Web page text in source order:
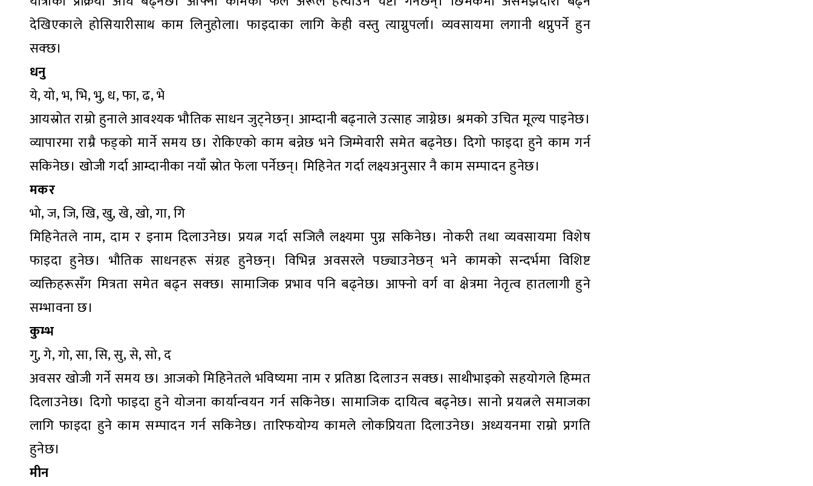
देखिएकाले होसियारीसाथ काम लिनुहोला। फाइदाका लागि केही वस्तु त्याग्नुपर्ला। व्यवसायमा लगानी थप्नुपर्ने हुन
सक्छ।
धनु
ये, यो, भ, भि, भु, ध, फा, ढ, भे
आयस्रोत राम्रो हुनाले आवश्यक भौतिक साधन जुट्नेछन्। आम्दानी बढ्नाले उत्साह जाग्नेछ। श्रमको उचित मूल्य पाइनेछ।
व्यापारमा राम्रै फड्को मार्ने समय छ। रोकिएको काम बन्नेछ भने जिम्मेवारी समेत बढ्नेछ। दिगो फाइदा हुने काम गर्न
सकिनेछ। खोजी गर्दा आम्दानीका नयाँ स्रोत फेला पर्नेछन्। मिहिनेत गर्दा लक्ष्यअनुसार नै काम सम्पादन हुनेछ।
मकर
भो, ज, जि, खि, खु, खे, खो, गा, गि
मिहिनेतले नाम, दाम र इनाम दिलाउनेछ। प्रयत्न गर्दा सजिलै लक्ष्यमा पुग्न सकिनेछ। नोकरी तथा व्यवसायमा विशेष
फाइदा हुनेछ। भौतिक साधनहरू संग्रह हुनेछन्। विभिन्न अवसरले पछ्याउनेछन् भने कामको सन्दर्भमा विशिष्ट
व्यक्तिहरूसँग मित्रता समेत बढ्न सक्छ। सामाजिक प्रभाव पनि बढ्नेछ। आफ्नो वर्ग वा क्षेत्रमा नेतृत्व हातलागी हुने
सम्भावना छ।
कुम्भ
गु, गे, गो, सा, सि, सु, से, सो, द
अवसर खोजी गर्ने समय छ। आजको मिहिनेतले भविष्यमा नाम र प्रतिष्ठा दिलाउन सक्छ। साथीभाइको सहयोगले हिम्मत
दिलाउनेछ। दिगो फाइदा हुने योजना कार्यान्वयन गर्न सकिनेछ। सामाजिक दायित्व बढ्नेछ। सानो प्रयत्नले समाजका
लागि फाइदा हुने काम सम्पादन गर्न सकिनेछ। तारिफयोग्य कामले लोकप्रियता दिलाउनेछ। अध्ययनमा राम्रो प्रगति
हुनेछ।
मीन